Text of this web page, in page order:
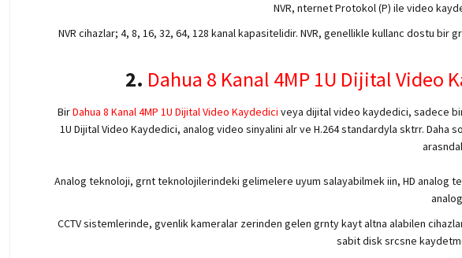
NVR, nternet Protokol (P) ile video
NVR cihazlar; 4, 8, 16, 32, 64, 128 kanal kapasitelidir. NVR, genellikle kullanc dostu
2. Dahua 8 Kanal 4MP 1U Dijital Video
BirDahua 8 Kanal 4MP 1U Dijital Video Kaydedici veya dijital video kaydedici, sadece
1U Dijital Video Kaydedici, analog video sinyalini alr ve H.264 standardyla sktrr. Daha
Analog teknoloji, grnt teknolojilerindeki gelimelere uyum salayabilmek iin, HD analog
CCTV sistemlerinde, gvenlik kameralar zerinden gelen grnty kayt altna alabilen
sabit disk srcsne